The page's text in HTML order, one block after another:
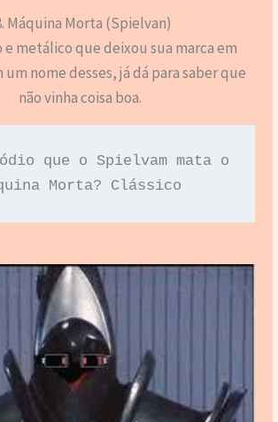
Máquina Morta (Spielvan)
e metálico que deixou sua marca em
um nome desses, já dá para saber que
não vinha coisa boa.
que o Spielvam mata o
Morta? Clássico